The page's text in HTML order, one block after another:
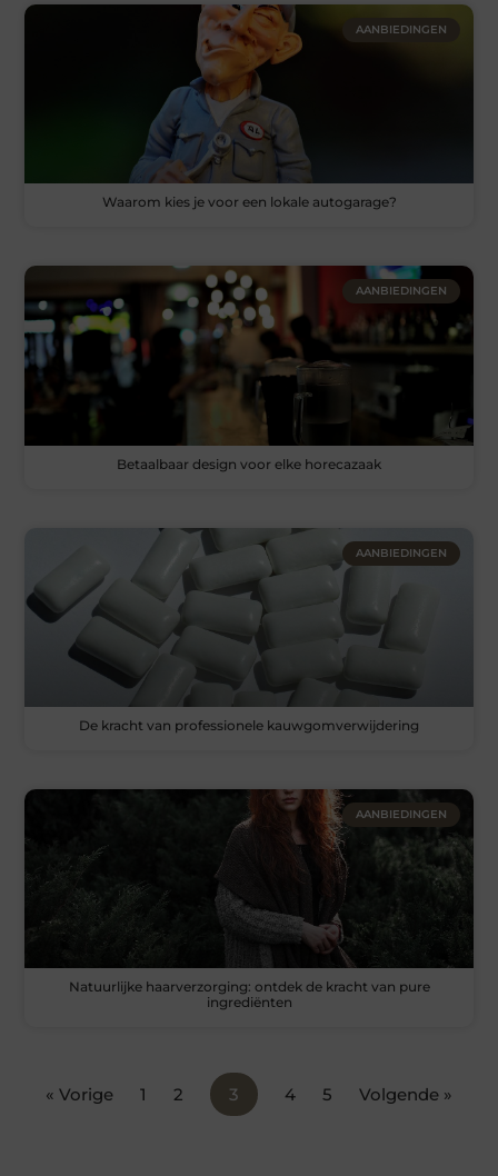
AANBIEDINGEN
Waarom kies je voor een lokale autogarage?
AANBIEDINGEN
Betaalbaar design voor elke horecazaak
AANBIEDINGEN
De kracht van professionele kauwgomverwijdering
AANBIEDINGEN
Natuurlijke haarverzorging: ontdek de kracht van pure
ingrediënten
« Vorige 1 2 3 4 5 Volgende »